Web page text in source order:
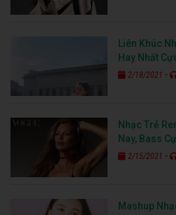
Liên Khúc
Hay Nhất
2/18/2021 -
Nhạc Trẻ
Nay, Bass
2/15/2021 -
Mashup